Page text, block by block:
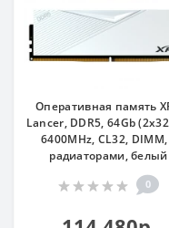
Оперативная память
Lancer, DDR5, 64Gb
6400MHz, CL32, DIMM,
радиаторами, белый
0